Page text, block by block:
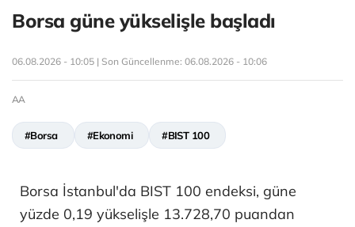
Borsa güne yükselişle başladı
06.08.2026 - 10:05 | Son Güncellenme: 06.08.2026 - 10:06
AA
#Borsa #Ekonomi #BIST 100
Borsa İstanbul'da BIST 100 endeksi, güne
yüzde 0,19 yükselişle 13.728,70 puandan